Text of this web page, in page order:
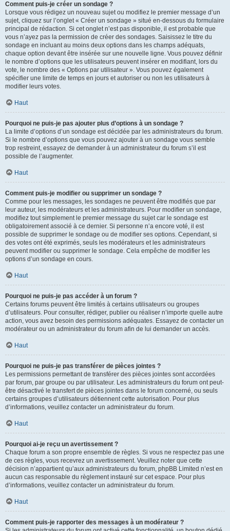
Comment puis-je créer un sondage ?
Lorsque vous rédigez un nouveau sujet ou modifiez le premier message d’un
sujet, cliquez sur l’onglet « Créer un sondage » situé en-dessous du formulaire
principal de rédaction. Si cet onglet n’est pas disponible, il est probable que
vous n’ayez pas la permission de créer des sondages. Saisissez le titre du
sondage en incluant au moins deux options dans les champs adéquats,
chaque option devant être insérée sur une nouvelle ligne. Vous pouvez définir
le nombre d’options que les utilisateurs peuvent insérer en modifiant, lors du
vote, le nombre des « Options par utilisateur ». Vous pouvez également
spécifier une limite de temps en jours et autoriser ou non les utilisateurs à
modifier leurs votes.
Haut
Pourquoi ne puis-je pas ajouter plus d’options à un sondage ?
La limite d’options d’un sondage est décidée par les administrateurs du forum.
Si le nombre d’options que vous pouvez ajouter à un sondage vous semble
trop restreint, essayez de demander à un administrateur du forum s’il est
possible de l’augmenter.
Haut
Comment puis-je modifier ou supprimer un sondage ?
Comme pour les messages, les sondages ne peuvent être modifiés que par
leur auteur, les modérateurs et les administrateurs. Pour modifier un sondage,
modifiez tout simplement le premier message du sujet car le sondage est
obligatoirement associé à ce dernier. Si personne n’a encore voté, il est
possible de supprimer le sondage ou de modifier ses options. Cependant, si
des votes ont été exprimés, seuls les modérateurs et les administrateurs
peuvent modifier ou supprimer le sondage. Cela empêche de modifier les
options d’un sondage en cours.
Haut
Pourquoi ne puis-je pas accéder à un forum ?
Certains forums peuvent être limités à certains utilisateurs ou groupes
d’utilisateurs. Pour consulter, rédiger, publier ou réaliser n’importe quelle autre
action, vous avez besoin des permissions adéquates. Essayez de contacter un
modérateur ou un administrateur du forum afin de lui demander un accès.
Haut
Pourquoi ne puis-je pas transférer de pièces jointes ?
Les permissions permettant de transférer des pièces jointes sont accordées
par forum, par groupe ou par utilisateur. Les administrateurs du forum ont peut-
être désactivé le transfert de pièces jointes dans le forum concerné, ou seuls
certains groupes d’utilisateurs détiennent cette autorisation. Pour plus
d’informations, veuillez contacter un administrateur du forum.
Haut
Pourquoi ai-je reçu un avertissement ?
Chaque forum a son propre ensemble de règles. Si vous ne respectez pas une
de ces règles, vous recevrez un avertissement. Veuillez noter que cette
décision n’appartient qu’aux administrateurs du forum, phpBB Limited n’est en
aucun cas responsable du règlement instauré sur cet espace. Pour plus
d’informations, veuillez contacter un administrateur du forum.
Haut
Comment puis-je rapporter des messages à un modérateur ?